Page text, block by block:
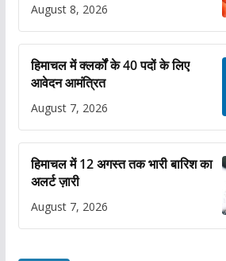
August 8, 2026
हिमाचल में क्लर्कों के 40 पदों के लिए
आवेदन आमंत्रित
August 7, 2026
हिमाचल में 12 अगस्त तक भारी बारिश का
अलर्ट ज़ारी
August 7, 2026